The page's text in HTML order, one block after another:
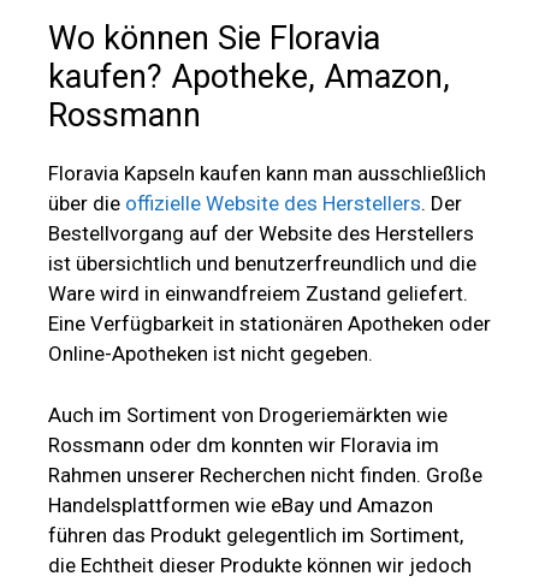
Wo können Sie Floravia
kaufen? Apotheke, Amazon,
Rossmann
Floravia Kapseln kaufen kann man ausschließlich
über die offizielle Website des Herstellers. Der
Bestellvorgang auf der Website des Herstellers
ist übersichtlich und benutzerfreundlich und die
Ware wird in einwandfreiem Zustand geliefert.
Eine Verfügbarkeit in stationären Apotheken oder
Online-Apotheken ist nicht gegeben.
Auch im Sortiment von Drogeriemärkten wie
Rossmann oder dm konnten wir Floravia im
Rahmen unserer Recherchen nicht finden. Große
Handelsplattformen wie eBay und Amazon
führen das Produkt gelegentlich im Sortiment,
die Echtheit dieser Produkte können wir jedoch